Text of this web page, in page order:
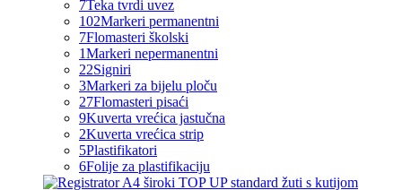
7Teka tvrdi uvez
102Markeri permanentni
7Flomasteri školski
1Markeri nepermanentni
22Signiri
3Markeri za bijelu ploču
27Flomasteri pisaći
9Kuverta vrećica jastučna
2Kuverta vrećica strip
5Plastifikatori
6Folije za plastifikaciju